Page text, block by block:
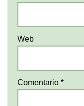
Web
Comentario *